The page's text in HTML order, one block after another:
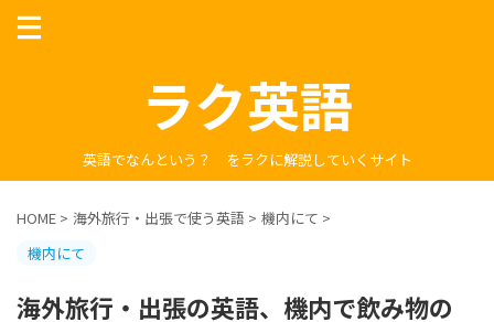
ラク英語
英語でなんという？ をラクに解説していくサイト
HOME > 海外旅行・出張で使う英語 > 機内にて >
機内にて
海外旅行・出張の英語、機内で飲み物の